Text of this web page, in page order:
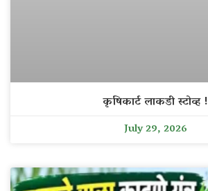
कृषिकार्ट लाकडी स्टोव्ह !
July 29, 2026